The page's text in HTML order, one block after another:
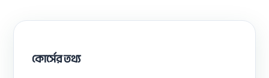
কোর্সের তথ্য